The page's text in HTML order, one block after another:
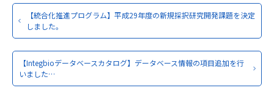
【統合化推進プログラム】平成29年度の新規採択研究開発課題を決定
しました。
【Integbioデータベースカタログ】データベース情報の項目追加を行
いました…